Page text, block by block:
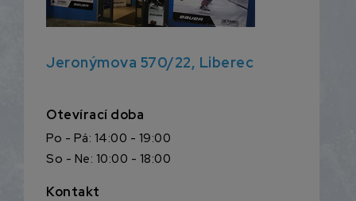
Jeronýmova 570/22, Liberec
Otevírací doba
Po - Pá: 14:00 - 19:00
So - Ne: 10:00 - 18:00
Kontakt